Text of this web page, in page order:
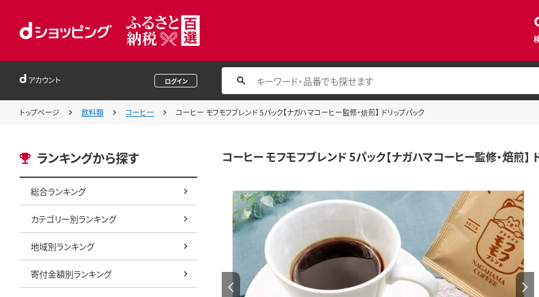
アカウント ログイン
トップページ 飲料類 コーヒー コーヒー モフモフブレンド 5パック【ナガハマコーヒー監修・焙煎】 ドリップパック
ランキングから探す
総合ランキング
カテゴリー別ランキング
地域別ランキング
寄付金額別ランキング
コーヒー モフモフブレンド 5パック【ナガハマコーヒー監修・焙煎】